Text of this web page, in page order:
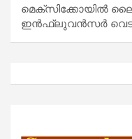
മെക്സിക്കോയിൽ
ഇൻഫ്ലുവൻസർ